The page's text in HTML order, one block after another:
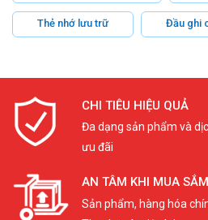
Thẻ nhớ lưu trữ Đầu ghi
CHI TIÊU HIỆU QUẢ
Đa dạng sản phẩm và
ưu đãi
AN TÂM KHI MUA SẮM
Sản phẩm, hàng hóa